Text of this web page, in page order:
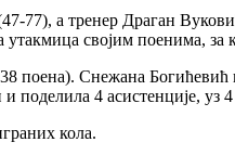
77), а тренер Драган
својим поенима, за
поена). Снежана
4 асистенције, уз
кола.